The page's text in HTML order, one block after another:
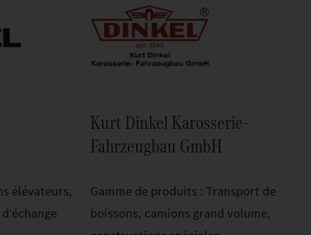
élévateurs,
Kurt Dinkel Karosserie-
Fahrzeugbau GmbH
Gamme de produits : Transport de
boissons, camions grand volume,